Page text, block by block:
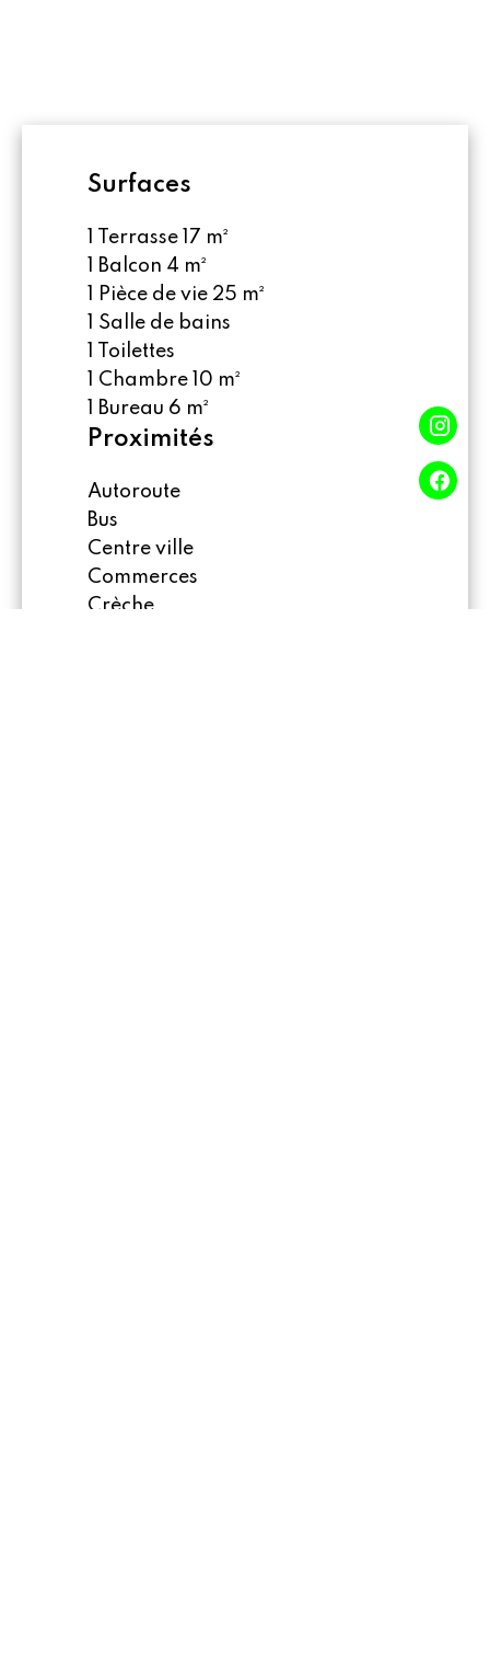
Surfaces
1 Terrasse
17 m²
1 Balcon 4 m²
1 Pièce de vie 25 m²
1 Salle de bains
1 Toilettes
1 Chambre
10 m²
1 Bureau 6 m²
Proximités
Autoroute
Bus
Centre ville
Commerces
Crèche